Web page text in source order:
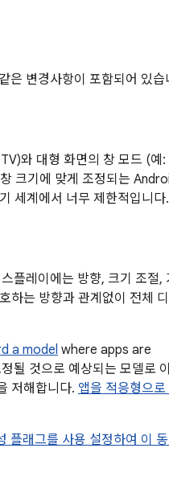
은 변경사항이 포함되어 있습
와 대형 화면의 창 모드 (예:
크기에 맞게 조정되는
세계에서 너무 제한적입니다.
플레이에는 방향, 크기 조절,
하는 방향과 관계없이 전체
a model where apps are
될 것으로 예상되는 모델로
저해합니다. 앱을 적응형으로
플래그를 사용 설정하여 이